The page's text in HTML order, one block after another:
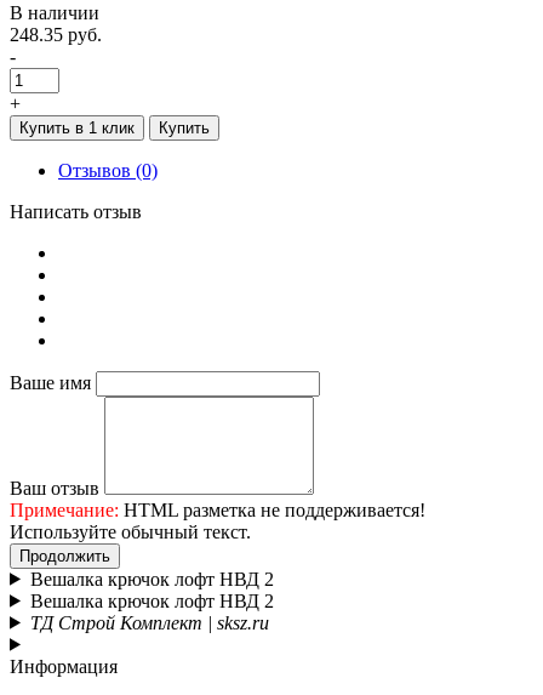
В наличии
248.35 руб.
-
+
Купить в 1 клик Купить
Отзывов (0)
Написать отзыв
Ваше имя
Ваш отзыв
Примечание: HTML разметка не поддерживается!
Используйте обычный текст.
Продолжить
Вешалка крючок лофт НВД 2
Вешалка крючок лофт НВД 2
ТД Строй Комплект | sksz.ru
Информация